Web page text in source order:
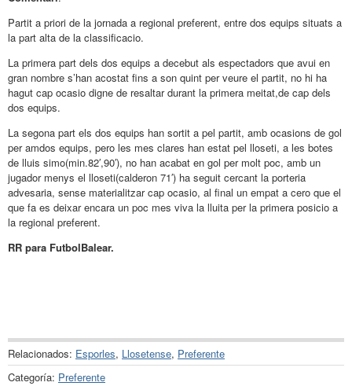
Partit a priori de la jornada a regional preferent, entre dos equips situats a
la part alta de la classificacio.
La primera part dels dos equips a decebut als espectadors que avui en
gran nombre s’han acostat fins a son quint per veure el partit, no hi ha
hagut cap ocasio digne de resaltar durant la primera meitat,de cap dels
dos equips.
La segona part els dos equips han sortit a pel partit, amb ocasions de gol
per amdos equips, pero les mes clares han estat pel lloseti, a les botes
de lluis simo(min.82′,90′), no han acabat en gol per molt poc, amb un
jugador menys el lloseti(calderon 71′) ha seguit cercant la porteria
advesaria, sense materialitzar cap ocasio, al final un empat a cero que el
que fa es deixar encara un poc mes viva la lluita per la primera posicio a
la regional preferent.
RR para FutbolBalear.
Relacionados: Esporles, Llosetense, Preferente
Categoría: Preferente